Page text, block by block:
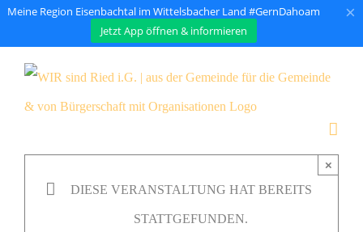
Meine Region Eisenbachtal im Wittelsbacher Land #GernDahoam
Jetzt App öffnen & informieren
×
DIESE VERANSTALTUNG HAT BEREITS
STATTGEFUNDEN.
×